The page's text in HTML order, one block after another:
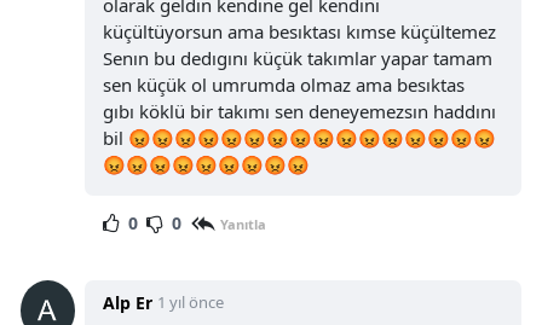
olarak geldın kendıne gel kendını
küçültüyorsun ama besıktası kımse küçültemez
Senın bu dedıgını küçük takımlar yapar tamam
sen küçük ol umrumda olmaz ama besıktas
gıbı köklü bir takımı sen deneyemezsın haddını
bil 😡😡😡😡😡😡😡😡😡😡😡😡😡😡😡😡
😡😡😡😡😡😡😡😡😡
0 0 Yanıtla
Alp Er 1 yıl önce